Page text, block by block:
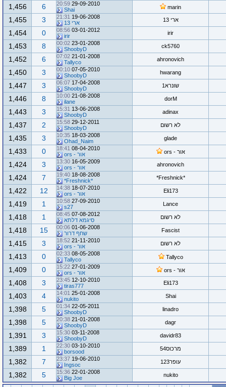
marin
29-09-2010
20:59
Shai
6
1,456
ארי 13 19-06-2008
21:31
ארי 13
3
1,455
irir
03-01-2012
08:56
irir
0
1,454
ck5760
23-01-2008
00:02
ShoobyD
8
1,453
ahronovich
21-01-2008
07:02
Tallyco
6
1,452
hwarang
07-05-2010
00:10
ShoobyD
3
1,450
שונרא1 17-04-2008
06:07
ShoobyD
3
1,447
dorM
21-08-2008
10:00
ilane
8
1,446
adinax
13-06-2008
15:31
ShoobyD
3
1,443
לא רשום 29-12-2011
15:58
ShoobyD
2
1,437
glade
18-03-2008
10:35
Ohad_Naim
3
1,435
אור - ors
08-04-2010
18:41
אור - ors
0
1,433
ahronovich
16-05-2009
13:30
אור - ors
3
1,424
*Freshnick*
18-08-2008
19:40
*Freshnick*
7
1,424
Eli173
18-07-2010
14:38
אור - ors
12
1,422
Lance
27-09-2010
10:58
s27
1
1,419
לא רשום 07-08-2012
08:45
סיגמא דלתא
1
1,418
Fascist
01-06-2008
00:06
שחף דרור
15
1,418
לא רשום 21-11-2010
18:52
אור - ors
3
1,415
Tallyco
08-05-2008
02:33
Tallyco
0
1,413
אור - ors
27-01-2009
15:22
אור - ors
0
1,409
Eli173
12-10-2010
23:45
tiras777
3
1,408
Shai
25-01-2008
14:01
nukito
4
1,403
linadro
22-05-2011
01:34
ShoobyD
5
1,398
dagr
21-01-2008
20:38
ShoobyD
5
1,398
davidr83
03-11-2008
15:30
ShoobyD
3
1,391
מרכוס54 03-10-2010
22:30
borsood
1
1,389
עופר123 19-06-2010
23:37
Ingsoc
7
1,382
nukito
22-01-2008
15:36
Big Joe
5
1,382